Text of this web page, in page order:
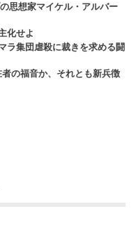
思想家マイケル・アルバー
化せよ
ラ集団虐殺に裁きを求める闘
の福音か、それとも新兵徴